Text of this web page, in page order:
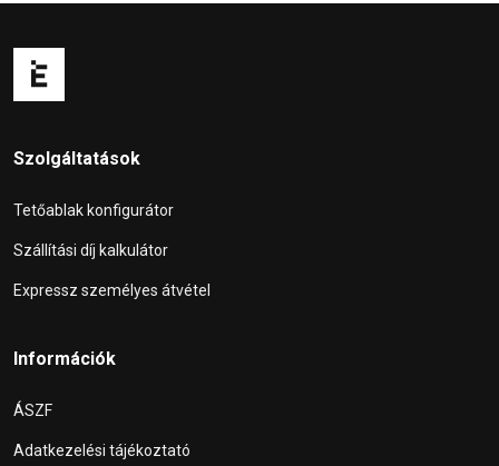
Szolgáltatások
Tetőablak konfigurátor
Szállítási díj kalkulátor
Expressz személyes átvétel
Információk
ÁSZF
Adatkezelési tájékoztató